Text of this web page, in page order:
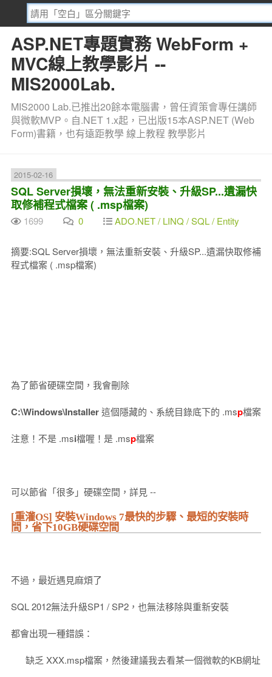
ASP.NET專題實務 WebForm +
MVC線上教學影片 --
MIS2000Lab.
MIS2000 Lab.已推出20餘本電腦書，曾任資策會專任講師
與微軟MVP。自.NET 1.x起，已出版15本ASP.NET (Web
Form)書籍，也有遠距教學 線上教程 教學影片
2015-02-16
SQL Server損壞，無法重新安裝、升級SP...遺漏快
取修補程式檔案 ( .msp檔案)
1699 0 ADO.NET / LINQ / SQL / Entity
摘要:SQL Server損壞，無法重新安裝、升級SP...遺漏快取修補
程式檔案 ( .msp檔案)
為了節省硬碟空間，我會刪除
C:\Windows\Installer這個隱藏的、系統目錄底下的 .msp檔案
注意！不是 .msi檔喔！是 .msp檔案
可以節省「很多」硬碟空間，詳見 --
[重灌OS] 安裝Windows 7最快的步驟、最短的安裝時
間，省下10GB硬碟空間
不過，最近遇見麻煩了
SQL 2012無法升級SP1 / SP2，也無法移除與重新安裝
都會出現一種錯誤：
缺乏 XXX.msp檔案，然後建議我去看某一個微軟的KB網址